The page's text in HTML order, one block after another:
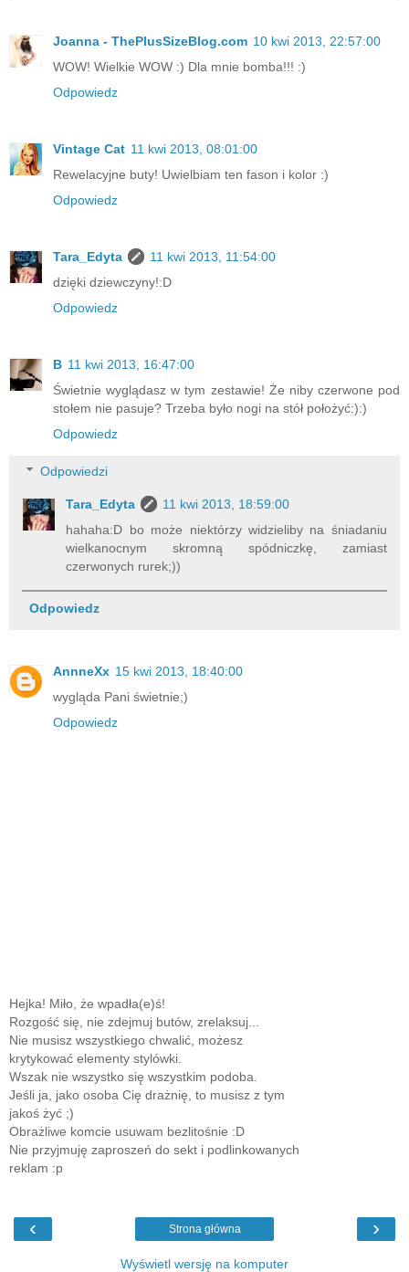
Joanna - ThePlusSizeBlog.com 10 kwi 2013, 22:57:00
WOW! Wielkie WOW :) Dla mnie bomba!!! :)
Odpowiedz
Vintage Cat 11 kwi 2013, 08:01:00
Rewelacyjne buty! Uwielbiam ten fason i kolor :)
Odpowiedz
Tara_Edyta
11 kwi 2013, 11:54:00
dzięki dziewczyny!:D
Odpowiedz
B 11 kwi 2013, 16:47:00
Świetnie wyglądasz w tym zestawie! Że niby czerwone pod
stołem nie pasuje? Trzeba było nogi na stół położyć:):)
Odpowiedz
Odpowiedzi
Tara_Edyta
11 kwi 2013, 18:59:00
hahaha:D bo może niektórzy widzieliby na śniadaniu
wielkanocnym skromną spódniczkę, zamiast
czerwonych rurek;))
Odpowiedz
AnnneXx 15 kwi 2013, 18:40:00
wygląda Pani świetnie;)
Odpowiedz
Hejka! Miło, że wpadła(e)ś!
Rozgość się, nie zdejmuj butów, zrelaksuj...
Nie musisz wszystkiego chwalić, możesz
krytykować elementy stylówki.
Wszak nie wszystko się wszystkim podoba.
Jeśli ja, jako osoba Cię drażnię, to musisz z tym
jakoś żyć ;)
Obrażliwe komcie usuwam bezlitośnie :D
Nie przyjmuję zaproszeń do sekt i podlinkowanych
reklam :p
‹ ›
Strona główna
Wyświetl wersję na komputer